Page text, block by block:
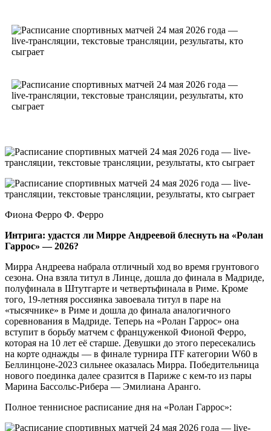
Фиона Ферро Ф. Ферро
Интрига: удастся ли Мирре Андреевой блеснуть на «Ролан
Гаррос» — 2026?
Мирра Андреева набрала отличный ход во время грунтового
сезона. Она взяла титул в Линце, дошла до финала в Мадриде,
полуфинала в Штутгарте и четвертьфинала в Риме. Кроме
того, 19-летняя россиянка завоевала титул в паре на
«тысячнике» в Риме и дошла до финала аналогичного
соревнования в Мадриде. Теперь на «Ролан Гаррос» она
вступит в борьбу матчем с француженкой Фионой Ферро,
которая на 10 лет её старше. Девушки до этого пересекались
на корте однажды — в финале турнира ITF категории W60 в
Беллинцоне-2023 сильнее оказалась Мирра. Победительница
нового поединка далее сразится в Париже с кем-то из пары
Марина Бассольс-Рибера — Эмилиана Аранго.
Полное теннисное расписание дня на «Ролан Гаррос»: